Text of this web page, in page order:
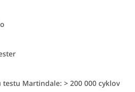
Martindale: > 200 000 cyklov